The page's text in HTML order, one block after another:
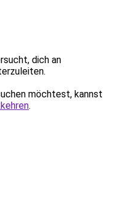
dich an
möchtest, kannst
.